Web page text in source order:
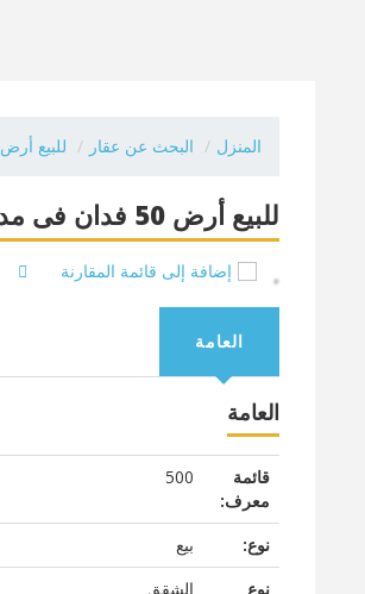
المنزل البحث عن عقار للبيع أرض 50 فدان فى مدينة الشروق بتسهيلات...
للبيع أرض 50 فدان فى مدينة الشروق بتسهيلات
إضافة إلى قائمة المقارنة
العامة
العامة
قائمة
معرف:
500
نوع:
بيع
نوع
الشقق